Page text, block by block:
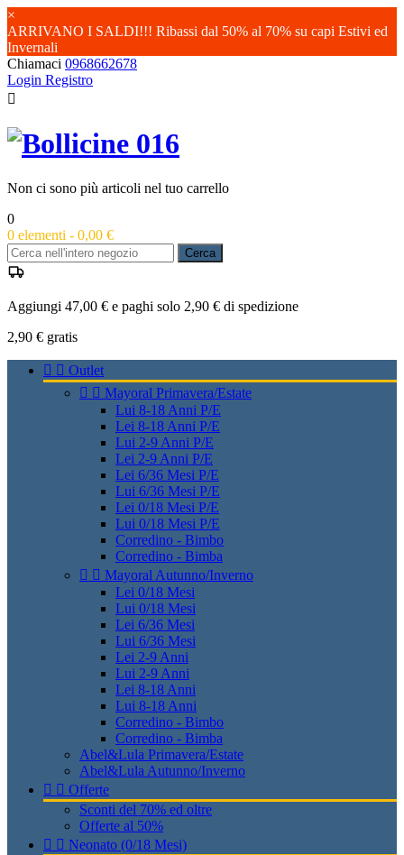
×
ARRIVANO I SALDI!!! Ribassi dal 50% al 70% su capi Estivi ed
Invernali
Chiamaci 0968662678
Login Registro

Non ci sono più articoli nel tuo carrello
0
0 elementi - 0,00 €
Cerca
Aggiungi 47,00 € e paghi solo 2,90 € di spedizione
2,90 € gratis
  Outlet
  Mayoral Primavera/Estate
Lui 8-18 Anni P/E
Lei 8-18 Anni P/E
Lui 2-9 Anni P/E
Lei 2-9 Anni P/E
Lei 6/36 Mesi P/E
Lui 6/36 Mesi P/E
Lei 0/18 Mesi P/E
Lui 0/18 Mesi P/E
Corredino - Bimbo
Corredino - Bimba
  Mayoral Autunno/Inverno
Lei 0/18 Mesi
Lui 0/18 Mesi
Lei 6/36 Mesi
Lui 6/36 Mesi
Lei 2-9 Anni
Lui 2-9 Anni
Lei 8-18 Anni
Lui 8-18 Anni
Corredino - Bimbo
Corredino - Bimba
Abel&Lula Primavera/Estate
Abel&Lula Autunno/Inverno
  Offerte
Sconti del 70% ed oltre
Offerte al 50%
  Neonato (0/18 Mesi)